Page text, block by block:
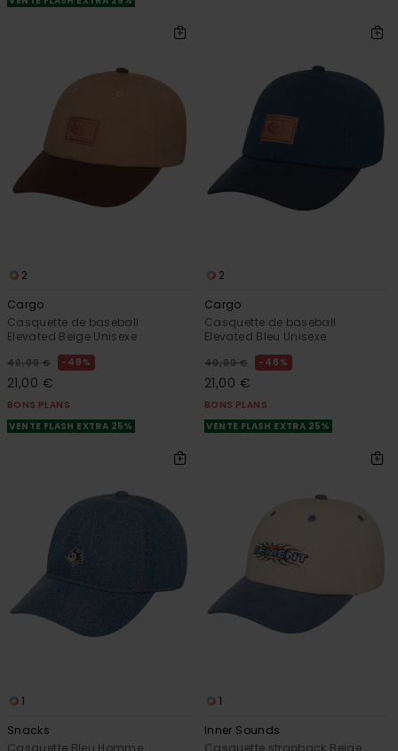
2
Cargo
Casquette de baseball
Elevated Beige Unisexe
40,00 € 48%
21,00 €
BONS PLANS
VENTE FLASH EXTRA 25%
2
Cargo
Casquette de baseball
Elevated Bleu Unisexe
40,00 € 48%
21,00 €
BONS PLANS
VENTE FLASH EXTRA 25%
1
Snacks
1
Inner Sounds